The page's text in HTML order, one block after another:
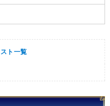
ト一覧